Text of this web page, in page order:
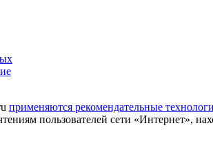
применяются рекомендательные
пользователей сети «Интернет»,